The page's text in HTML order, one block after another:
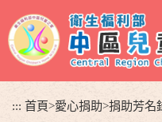
到
主
::: 首頁>愛心捐助>捐助芳名